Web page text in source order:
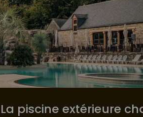
La piscine extérieure